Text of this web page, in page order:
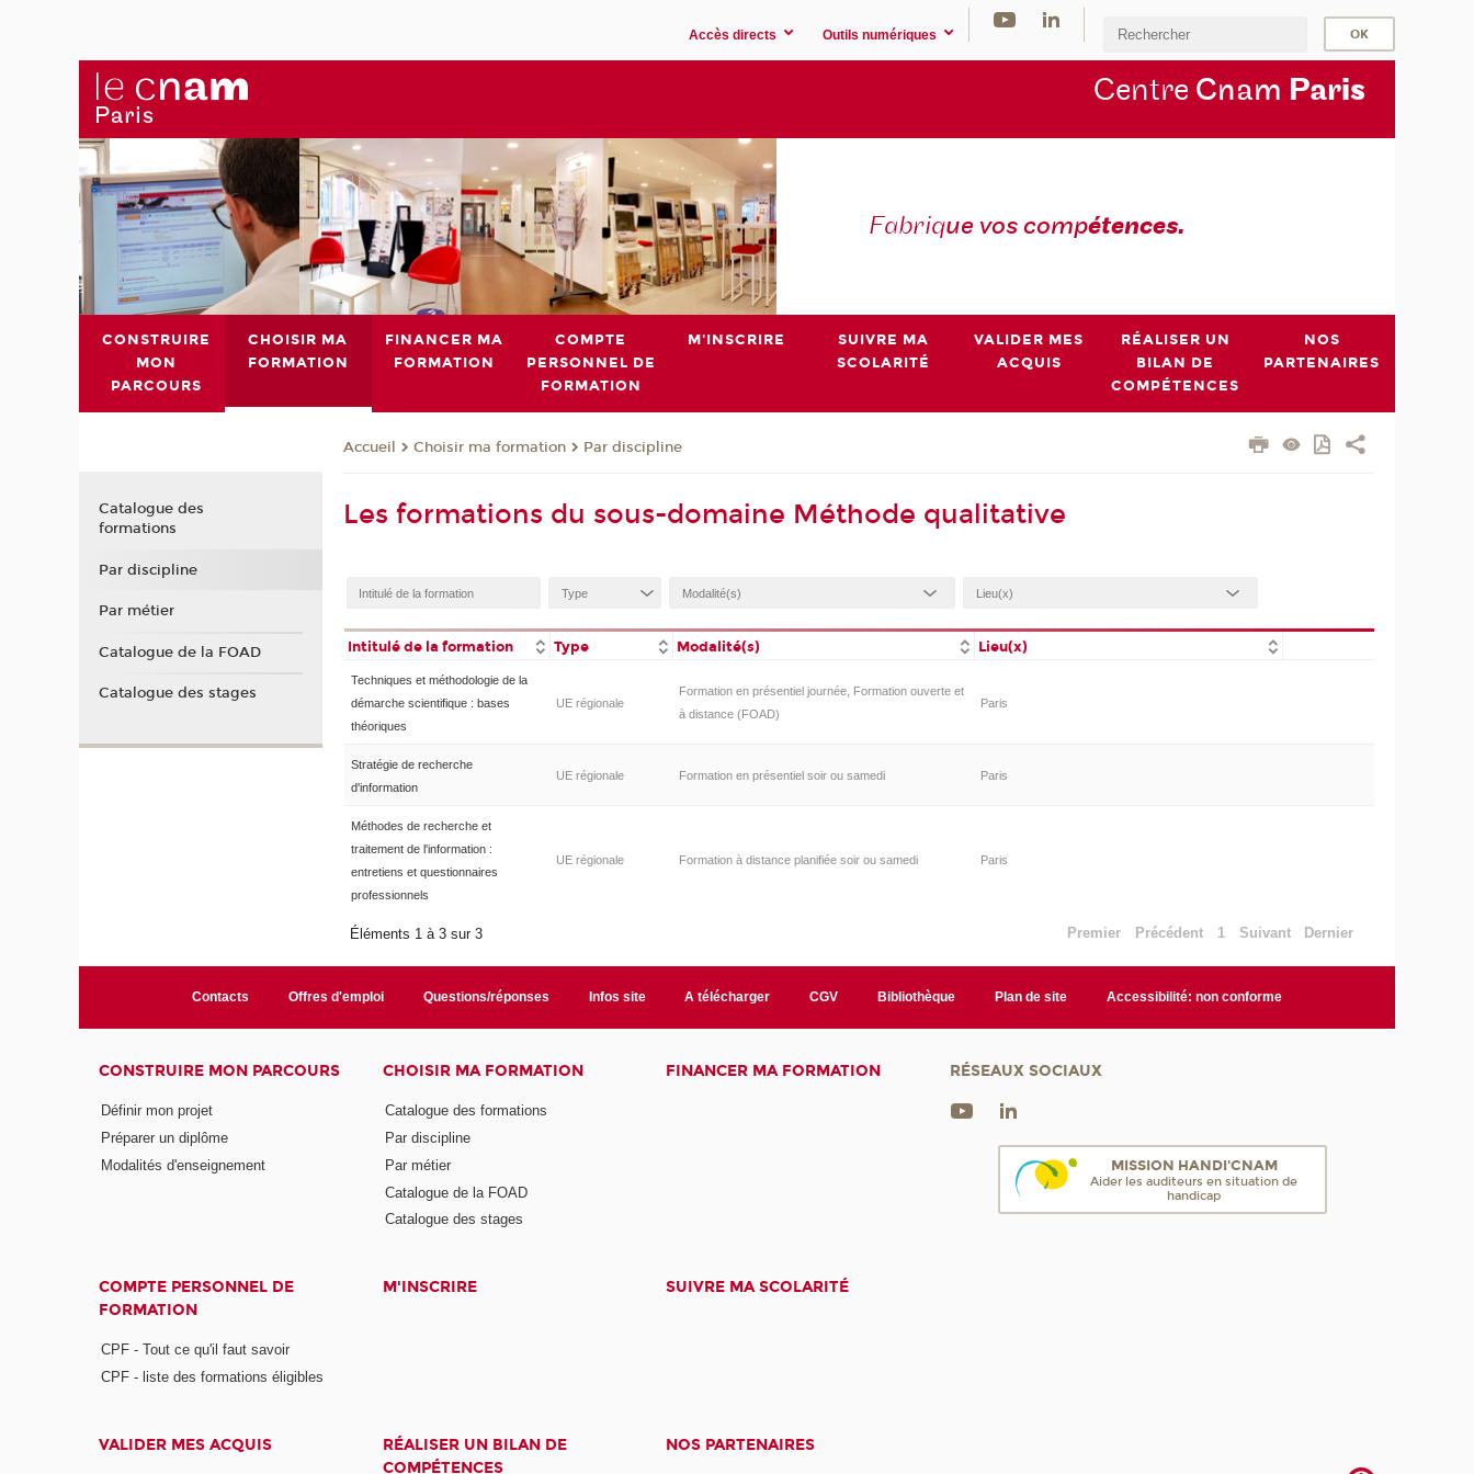
Accès directs Outils numériques
Centre Cnam Paris
Fabrique vos compétences.
CONSTRUIRE
MON
PARCOURS
CHOISIR MA
FORMATION
FINANCER MA
FORMATION
COMPTE
PERSONNEL DE
FORMATION
M'INSCRIRE
SUIVRE MA
SCOLARITÉ
VALIDER MES
ACQUIS
RÉALISER UN
BILAN DE
COMPÉTENCES
NOS
PARTENAIRES
Accueil Choisir ma formation Par discipline
Les formations du sous-domaine Méthode qualitative
Intitulé de la formation Type Modalité(s) Lieu(x)
Techniques et méthodologie de la
démarche scientifique : bases
théoriques
UE régionale
Formation en présentiel journée, Formation ouverte et
à distance (FOAD)
Paris
Stratégie de recherche
d'information
UE régionale Formation en présentiel soir ou samedi Paris
Méthodes de recherche et
traitement de l'information :
entretiens et questionnaires
professionnels
UE régionale Formation à distance planifiée soir ou samedi Paris
Éléments 1 à 3 sur 3 Premier Précédent 1 Suivant Dernier
Catalogue des
formations
Par discipline
Par métier
Catalogue de la FOAD
Catalogue des stages
Contacts Offres d'emploi Questions/réponses Infos site A télécharger CGV Bibliothèque Plan de site Accessibilité: non conforme
CONSTRUIRE MON PARCOURS
Définir mon projet
Préparer un diplôme
Modalités d'enseignement
CHOISIR MA FORMATION
Catalogue des formations
Par discipline
Par métier
Catalogue de la FOAD
Catalogue des stages
FINANCER MA FORMATION
COMPTE PERSONNEL DE
FORMATION
CPF - Tout ce qu'il faut savoir
CPF - liste des formations éligibles
M'INSCRIRE SUIVRE MA SCOLARITÉ
VALIDER MES ACQUIS
RÉALISER UN BILAN DE
COMPÉTENCES
NOS PARTENAIRES
RÉSEAUX SOCIAUX
MISSION HANDI'CNAM
Aider les auditeurs en situation de
handicap